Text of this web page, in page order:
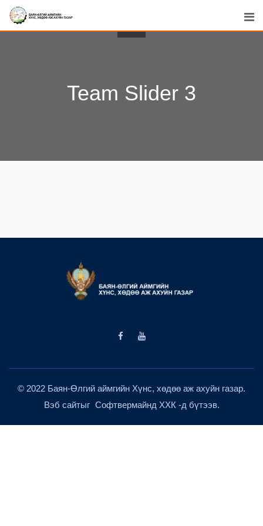
Team Slider 3
© 2022 Баян-Өлгий аймгийн Хүнс, хөдөө аж ахуйн газар.
Вэб сайтыг Софтвермайнд ХХК -д бүтээв.